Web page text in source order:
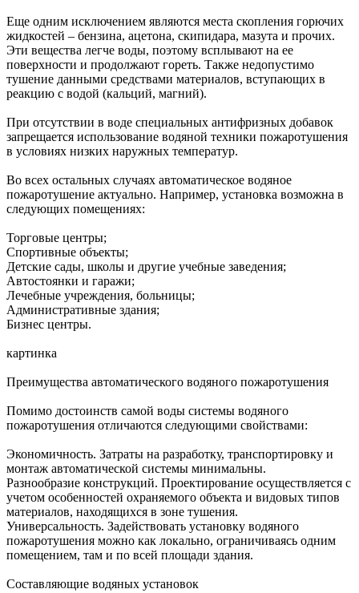
Еще одним исключением являются места скопления горючих
жидкостей – бензина, ацетона, скипидара, мазута и прочих.
Эти вещества легче воды, поэтому всплывают на ее
поверхности и продолжают гореть. Также недопустимо
тушение данными средствами материалов, вступающих в
реакцию с водой (кальций, магний).
При отсутствии в воде специальных антифризных добавок
запрещается использование водяной техники пожаротушения
в условиях низких наружных температур.
Во всех остальных случаях автоматическое водяное
пожаротушение актуально. Например, установка возможна в
следующих помещениях:
Торговые центры;
Спортивные объекты;
Детские сады, школы и другие учебные заведения;
Автостоянки и гаражи;
Лечебные учреждения, больницы;
Административные здания;
Бизнес центры.
картинка
Преимущества автоматического водяного пожаротушения
Помимо достоинств самой воды системы водяного
пожаротушения отличаются следующими свойствами:
Экономичность. Затраты на разработку, транспортировку и
монтаж автоматической системы минимальны.
Разнообразие конструкций. Проектирование осуществляется с
учетом особенностей охраняемого объекта и видовых типов
материалов, находящихся в зоне тушения.
Универсальность. Задействовать установку водяного
пожаротушения можно как локально, ограничиваясь одним
помещением, там и по всей площади здания.
Составляющие водяных установок